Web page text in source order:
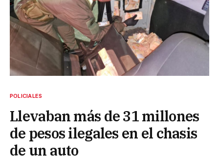
POLICIALES
Llevaban más de 31 millones
de pesos ilegales en el chasis
de un auto